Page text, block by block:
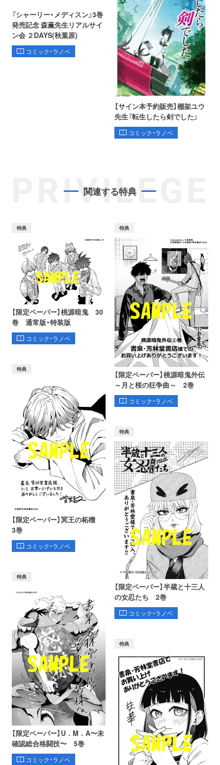
『シャーリー・メディスン』3巻
発売記念 森薫先生リアルサイ
ン会 ２DAYS(秋葉原)
コミック・ラノベ
【サイン本予約販売】棚架ユウ
先生『転生したら剣でした』
コミック・ラノベ
PRIVILEGE
関連する特典
特典
【限定ペーパー】桃源暗鬼 30
巻 通常版・特装版
コミック・ラノベ
特典
【限定ペーパー】桃源暗鬼外伝
～月と桜の狂争曲～ 2巻
コミック・ラノベ
特典
【限定ペーパー】冥王の柘榴
3巻
コミック・ラノベ
特典
【限定ペーパー】半蔵と十三人
の女忍たち 2巻
コミック・ラノベ
特典
【限定ペーパー】U．M．A〜未
確認総合格闘技〜 5巻
コミック・ラノベ
特典